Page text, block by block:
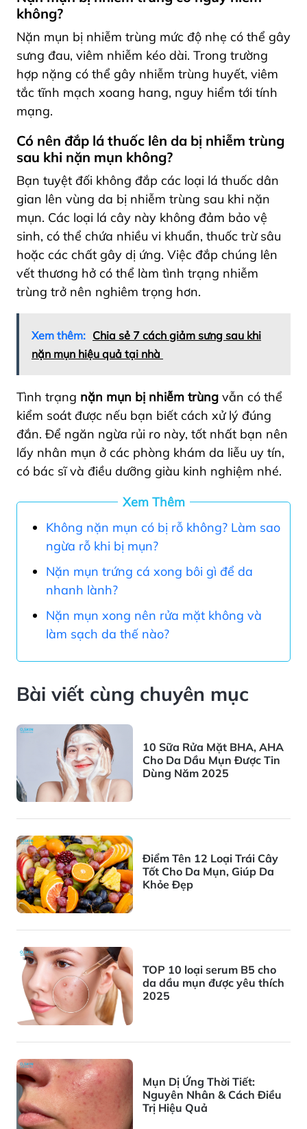
không?
Nặn mụn bị nhiễm trùng mức độ nhẹ có thể gây
sưng đau, viêm nhiễm kéo dài. Trong trường
hợp nặng có thể gây nhiễm trùng huyết, viêm
tắc tĩnh mạch xoang hang, nguy hiểm tới tính
mạng.
Có nên đắp lá thuốc lên da bị nhiễm trùng
sau khi nặn mụn không?
Bạn tuyệt đối không đắp các loại lá thuốc dân
gian lên vùng da bị nhiễm trùng sau khi nặn
mụn. Các loại lá cây này không đảm bảo vệ
sinh, có thể chứa nhiều vi khuẩn, thuốc trừ sâu
hoặc các chất gây dị ứng. Việc đắp chúng lên
vết thương hở có thể làm tình trạng nhiễm
trùng trở nên nghiêm trọng hơn.
Xem thêm: Chia sẻ 7 cách giảm sưng sau khi
nặn mụn hiệu quả tại nhà
Tình trạng nặn mụn bị nhiễm trùng vẫn có thể
kiểm soát được nếu bạn biết cách xử lý đúng
đắn. Để ngăn ngừa rủi ro này, tốt nhất bạn nên
lấy nhân mụn ở các phòng khám da liễu uy tín,
có bác sĩ và điều dưỡng giàu kinh nghiệm nhé.
Xem Thêm
Không nặn mụn có bị rỗ không? Làm sao
ngừa rỗ khi bị mụn?
Nặn mụn trứng cá xong bôi gì để da
nhanh lành?
Nặn mụn xong nên rửa mặt không và
làm sạch da thế nào?
Bài viết cùng chuyên mục
10 Sữa Rửa Mặt BHA, AHA
Cho Da Dầu Mụn Được Tin
Dùng Năm 2025
Điểm Tên 12 Loại Trái Cây
Tốt Cho Da Mụn, Giúp Da
Khỏe Đẹp
TOP 10 loại serum B5 cho
da dầu mụn được yêu thích
2025
Mụn Dị Ứng Thời Tiết:
Nguyên Nhân & Cách Điều
Trị Hiệu Quả